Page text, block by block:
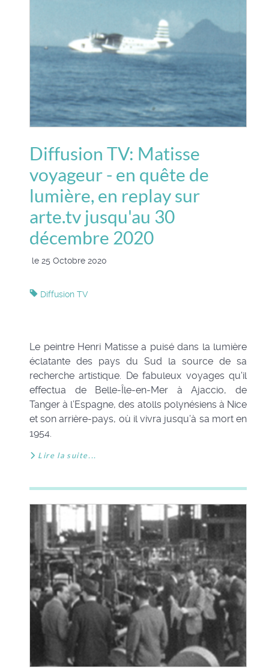
Diffusion TV: Matisse
voyageur - en quête de
lumière, en replay sur
arte.tv jusqu'au 30
décembre 2020
le 25 Octobre 2020
Diffusion TV
Le peintre Henri Matisse a puisé dans la lumière
éclatante des pays du Sud la source de sa
recherche artistique. De fabuleux voyages qu'il
effectua de Belle-Île-en-Mer à Ajaccio, de
Tanger à l’Espagne, des atolls polynésiens à Nice
et son arrière-pays, où il vivra jusqu’à sa mort en
1954.
Lire la suite...